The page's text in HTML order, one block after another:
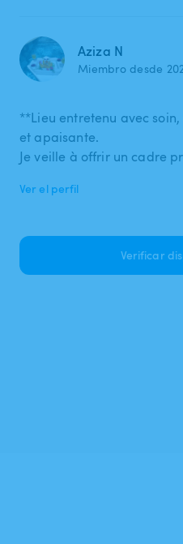
Aziza N
Miembro desde
**Lieu entretenu avec
et apaisante.
Je veille à offrir un cadre
Ver el perfil
Verificar